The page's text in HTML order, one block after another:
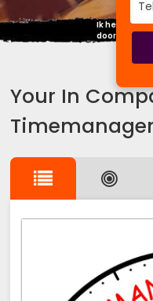
Ik heb in
door te
Your In